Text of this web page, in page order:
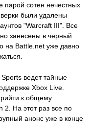
парой сотен нечестных
были удалены
"Warcraft III". Все
занесены в черный
на Battle.net уже давно
ведет тайные
Xbox Live.
к общему
На этот раз все по
анонс уже в конце